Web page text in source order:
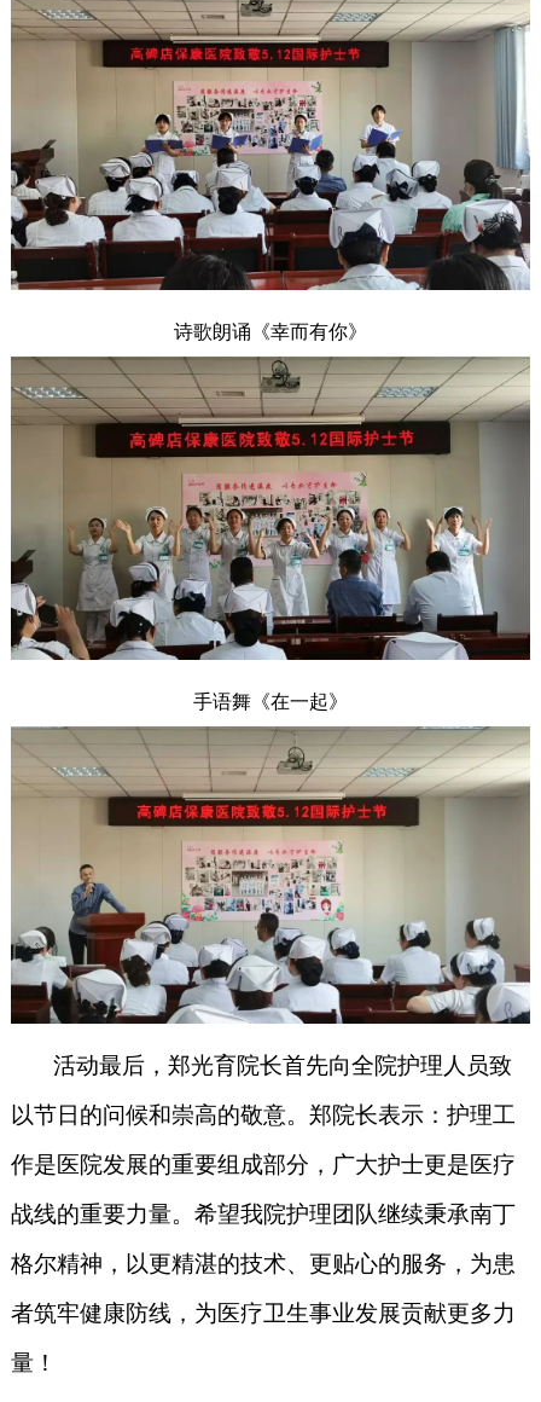
诗歌朗诵《幸而有你》
手语舞《在一起》
活动最后，郑光育院长首先向全院护理人员致
以节日的问候和崇高的敬意。郑院长表示：护理工
作是医院发展的重要组成部分，广大护士更是医疗
战线的重要力量。希望我院护理团队继续秉承南丁
格尔精神，以更精湛的技术、更贴心的服务，为患
者筑牢健康防线，为医疗卫生事业发展贡献更多力
量！